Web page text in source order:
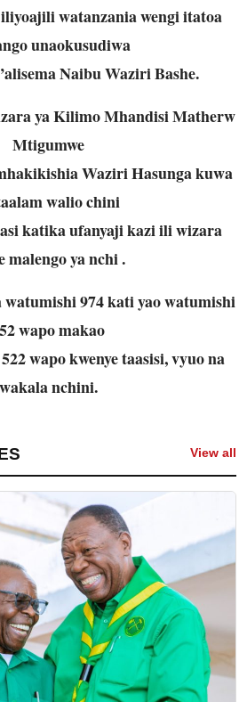
watanzania wengi itatoa
unaokusudiwa
Naibu Waziri Bashe.
ya Kilimo Mhandisi Matherw
Mtigumwe
Waziri Hasunga kuwa
walio chini
katika ufanyaji kazi ili wizara
malengo ya nchi .
974 kati yao watumishi
wapo makao
wapo kwenye taasisi, vyuo na
wakala nchini.
View all